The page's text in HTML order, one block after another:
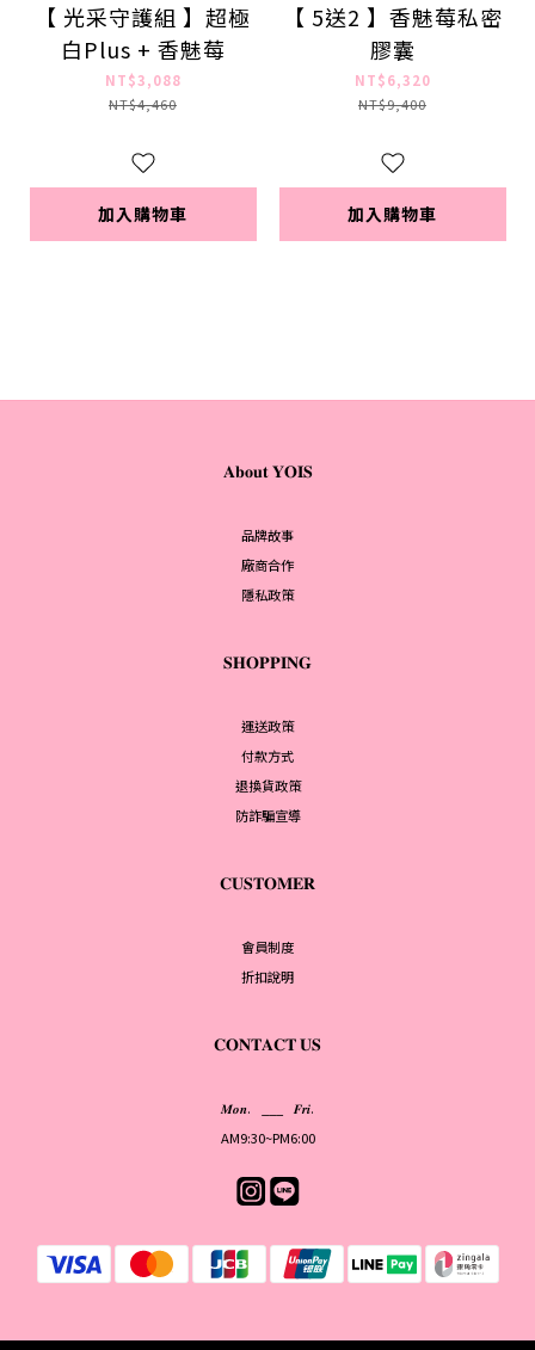
【 光采守護組 】超極
白Plus + 香魅莓
NT$3,088
NT$4,460
加入購物車
【 5送2 】香魅莓私密
膠囊
NT$6,320
NT$9,400
加入購物車
𝐀𝐛𝐨𝐮𝐭 𝐘𝐎𝐈𝐒
品牌故事
廠商合作
隱私政策
𝐒𝐇𝐎𝐏𝐏𝐈𝐍𝐆
運送政策
付款方式
退換貨政策
防詐騙宣導
𝐂𝐔𝐒𝐓𝐎𝐌𝐄𝐑
會員制度
折扣說明
𝐂𝐎𝐍𝐓𝐀𝐂𝐓 𝐔𝐒
𝑴𝒐𝒏. ___ 𝑭𝒓𝒊.
AM9:30~PM6:00